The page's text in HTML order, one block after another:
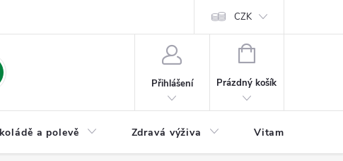
Formulář pro odstoupení od
CZK
Přihlášení
NÁKUPNÍ
Prázdný košík
a polevě Zdravá výživa Vitamíny a